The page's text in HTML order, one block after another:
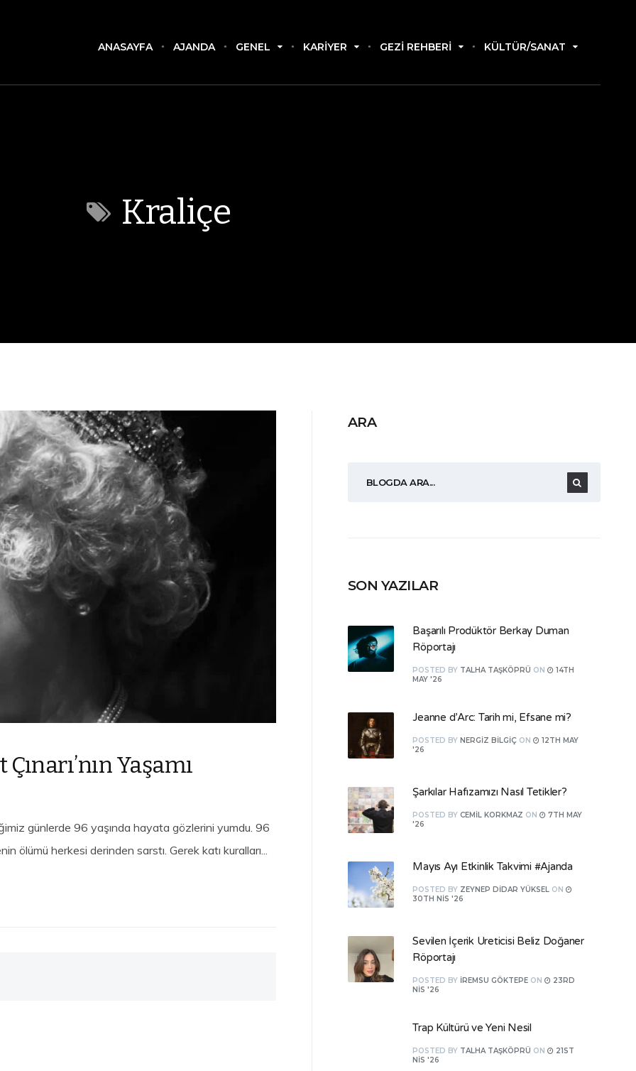
ANASAYFA AJANDA GENEL KARIYER GEZI REHBERI KÜLTÜR/SANAT
Kraliçe
Yaşamı
günlerde 96 yaşında hayata gözlerini yumdu. 96
ölümü herkesi derinden sarstı. Gerek katı kuralları...
ARA
SON YAZILAR
Başarılı Prodüktör Berkay Duman
Röportajı
POSTED BY TALHA TAŞKÖPRÜ ON
14TH
MAY '26
Jeanne d’Arc: Tarih mi, Efsane mi?
POSTED BY NERGIZ BILGIÇ ON
12TH MAY
'26
Şarkılar Hafızamızı Nasıl Tetikler?
POSTED BY CEMIL KORKMAZ ON
7TH MAY
'26
Mayıs Ayı Etkinlik Takvimi #Ajanda
POSTED BY ZEYNEP DIDAR YÜKSEL ON
30TH NIS '26
Sevilen İçerik Üreticisi Beliz Doğaner
Röportajı
POSTED BY İREMSU GÖKTEPE ON
23RD
NIS '26
Trap Kültürü ve Yeni Nesil
POSTED BY TALHA TAŞKÖPRÜ ON
21ST
NIS '26